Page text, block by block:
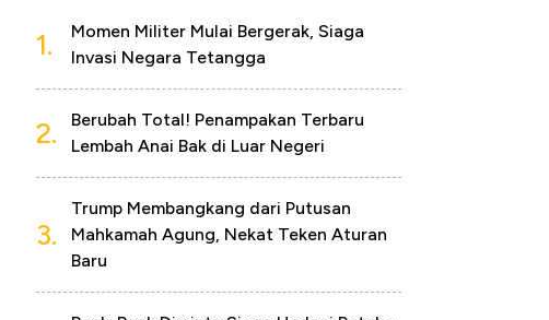
1.
Momen Militer Mulai Bergerak, Siaga
Invasi Negara Tetangga
2.
Berubah Total! Penampakan Terbaru
Lembah Anai Bak di Luar Negeri
3.
Trump Membangkang dari Putusan
Mahkamah Agung, Nekat Teken Aturan
Baru